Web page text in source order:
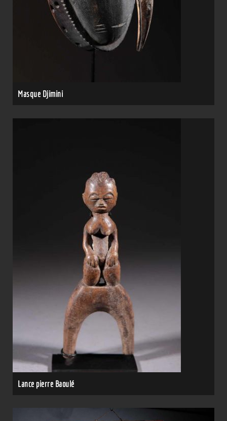
Masque Djimini
Lance pierre Baoulé